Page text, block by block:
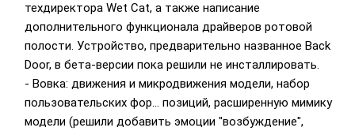
техдиректора Wet Cat, а также написание
дополнительного функционала драйверов ротовой
полости. Устройство, предварительно названное Back
Door, в бета-версии пока решили не инсталлировать.
- Вовка: движения и микродвижения модели, набор
пользовательских фор... позиций, расширенную мимику
модели (решили добавить эмоции "возбуждение",